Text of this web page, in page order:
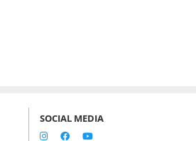
SOCIAL MEDIA